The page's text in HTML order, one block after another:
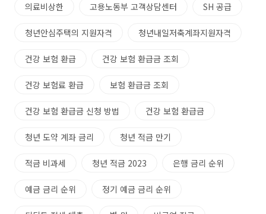
의료비상한 고용노동부 고객상담센터 SH 공급
청년안심주택의 지원자격 청년내일저축계좌지원자격
건강 보험 환급 건강 보험 환급금 조회
건강 보험료 환급 보험 환급금 조회
건강 보험 환급금 신청 방법 건강 보험 환급금
청년 도약 계좌 금리 청년 적금 만기
적금 비과세 청년 적금 2023 은행 금리 순위
예금 금리 순위 정기 예금 금리 순위